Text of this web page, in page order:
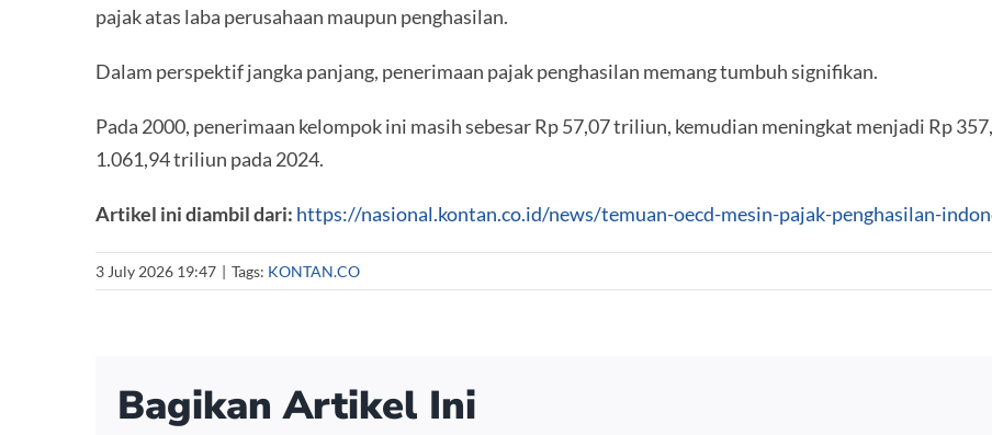
pajak atas laba perusahaan maupun penghasilan.
Dalam perspektif jangka panjang, penerimaan pajak penghasilan memang tumbuh signifikan.
Pada 2000, penerimaan kelompok ini masih sebesar Rp 57,07 triliun, kemudian meningkat menjadi Rp
1.061,94 triliun pada 2024.
Artikel ini diambil dari: https://nasional.kontan.co.id/news/temuan-oecd-mesin-pajak-penghasilan-
3 July 2026 19:47 | Tags: KONTAN.CO
Bagikan Artikel Ini